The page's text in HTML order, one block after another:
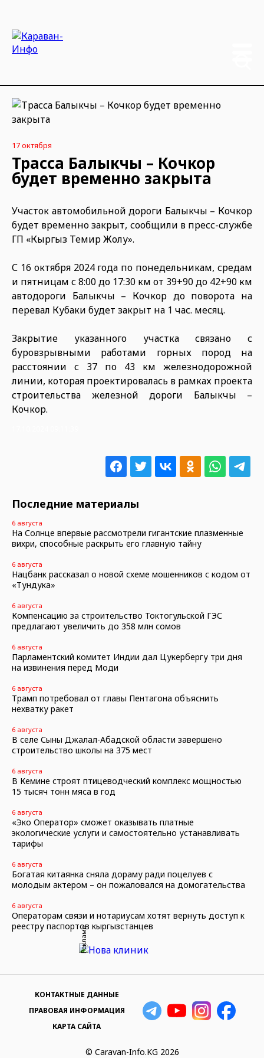
17 октября
Трасса Балыкчы – Кочкор
будет временно закрыта
Участок автомобильной дороги Балыкчы – Кочкор
будет временно закрыт, сообщили в пресс-службе
ГП «Кыргыз Темир Жолу».
С 16 октября 2024 года по понедельникам, средам
и пятницам с 8:00 до 17:30 км от 39+90 до 42+90 км
автодороги Балыкчы – Кочкор до поворота на
перевал Кубаки будет закрыт на 1 час. месяц.
Закрытие указанного участка связано с
буровзрывными работами горных пород на
расстоянии с 37 по 43 км железнодорожной
линии, которая проектировалась в рамках проекта
строительства железной дороги Балыкчы –
Кочкор.
Последние материалы
6 августа
На Солнце впервые рассмотрели гигантские плазменные
вихри, способные раскрыть его главную тайну
6 августа
Нацбанк рассказал о новой схеме мошенников с кодом от
«Тундука»
6 августа
Компенсацию за строительство Токтогульской ГЭС
предлагают увеличить до 358 млн сомов
6 августа
Парламентский комитет Индии дал Цукербергу три дня
на извинения перед Моди
6 августа
Трамп потребовал от главы Пентагона объяснить
нехватку ракет
6 августа
В селе Сыны Джалал-Абадской области завершено
строительство школы на 375 мест
6 августа
В Кемине строят птицеводческий комплекс мощностью
15 тысяч тонн мяса в год
6 августа
«Эко Оператор» сможет оказывать платные
экологические услуги и самостоятельно устанавливать
тарифы
6 августа
Богатая китаянка сняла дораму ради поцелуев с
молодым актером – он пожаловался на домогательства
6 августа
Операторам связи и нотариусам хотят вернуть доступ к
реестру паспортов кыргызстанцев
Реклама
© Caravan-Info.KG 2026
КОНТАКТНЫЕ ДАННЫЕ
ПРАВОВАЯ ИНФОРМАЦИЯ
КАРТА САЙТА